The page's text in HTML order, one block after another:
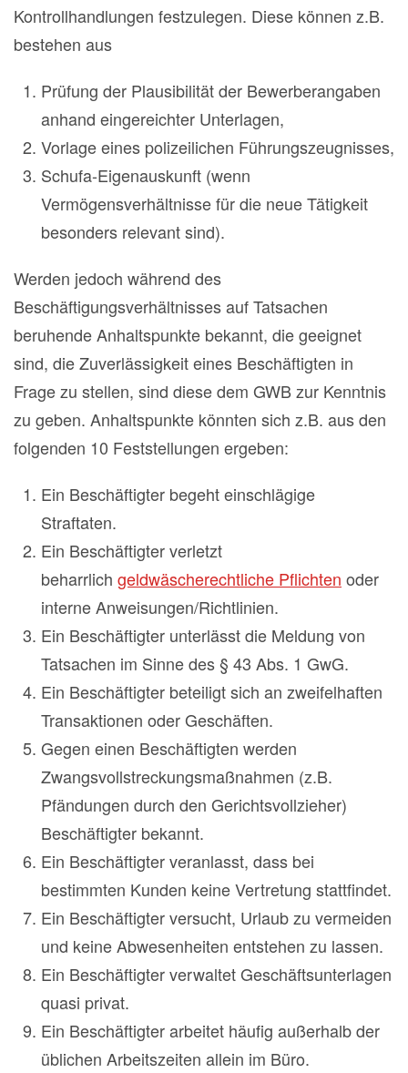
Kontrollhandlungen festzulegen. Diese können z.B.
bestehen aus
Prüfung der Plausibilität der Bewerberangaben
anhand eingereichter Unterlagen,
Vorlage eines polizeilichen Führungszeugnisses,
Schufa-Eigenauskunft (wenn
Vermögensverhältnisse für die neue Tätigkeit
besonders relevant sind).
Werden jedoch während des
Beschäftigungsverhältnisses auf Tatsachen
beruhende Anhaltspunkte bekannt, die geeignet
sind, die Zuverlässigkeit eines Beschäftigten in
Frage zu stellen, sind diese dem GWB zur Kenntnis
zu geben. Anhaltspunkte könnten sich z.B. aus den
folgenden 10 Feststellungen ergeben:
Ein Beschäftigter begeht einschlägige
Straftaten.
Ein Beschäftigter verletzt
beharrlich geldwäscherechtliche Pflichten oder
interne Anweisungen/Richtlinien.
Ein Beschäftigter unterlässt die Meldung von
Tatsachen im Sinne des § 43 Abs. 1 GwG.
Ein Beschäftigter beteiligt sich an zweifelhaften
Transaktionen oder Geschäften.
Gegen einen Beschäftigten werden
Zwangsvollstreckungsmaßnahmen (z.B.
Pfändungen durch den Gerichtsvollzieher)
Beschäftigter bekannt.
Ein Beschäftigter veranlasst, dass bei
bestimmten Kunden keine Vertretung stattfindet.
Ein Beschäftigter versucht, Urlaub zu vermeiden
und keine Abwesenheiten entstehen zu lassen.
Ein Beschäftigter verwaltet Geschäftsunterlagen
quasi privat.
Ein Beschäftigter arbeitet häufig außerhalb der
üblichen Arbeitszeiten allein im Büro.